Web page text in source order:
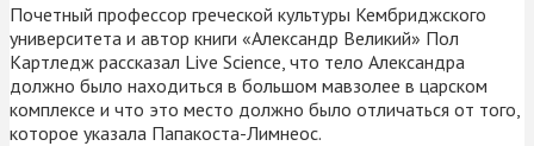
Почетный профессор греческой культуры Кембриджского
университета и автор книги «Александр Великий» Пол
Картледж рассказал Live Science, что тело Александра
должно было находиться в большом мавзолее в царском
комплексе и что это место должно было отличаться от того,
которое указала Папакоста-Лимнеос.